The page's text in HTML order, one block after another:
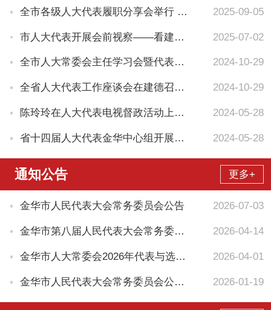
全市各级人大代表履职分享会举行 在一线讲好“双岗建功”履职故... 2025-09-05
市人大代表开展会前视察——看建设速度力度 为发展建言献策 2025-07-02
全市人大常委会主任学习会暨代表、监督工作座谈会举行 2024-10-29
全省人大代表工作座谈会在建德召开 陈玲玲在会上作交流发言 2024-10-29
陈玲玲在人大代表电视督政活动上强调：发挥代表作用强化监督刚性... 2024-05-28
省十四届人大代表金华中心组开展集中视察 2024-05-28
通知公告 更多+
金华市人民代表大会常务委员会公告 2026-07-03
金华市第八届人民代表大会常务委员会公告 2026-04-14
金华市人大常委会2026年代表与选举任免工作计划 2026-04-01
金华市人民代表大会常务委员会公告（20260118） 2026-01-19